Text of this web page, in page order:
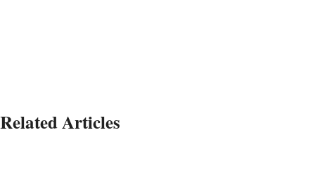
Related Articles